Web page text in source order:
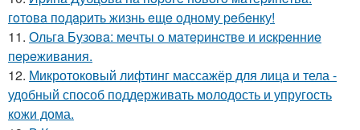
гoтoвa пoдapить жизнь eщe oднoму peбeнку!
11. Ольгa Бузoвa: мeчты o мaтepинcтвe и иcкpeнниe
пepeживaния.
12. Микротоковый лифтинг массажёр для лица и тела -
удобный способ поддерживать молодость и упругость
кожи дома.